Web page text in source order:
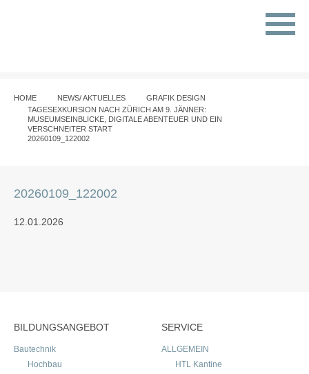
HOME NEWS/ AKTUELLES
GRAFIK DESIGN
TAGESEXKURSION NACH ZÜRICH AM 9. JÄNNER:
MUSEUMSEINBLICKE, DIGITALE ABENTEUER UND EIN
VERSCHNEITER START
20260109_122002
20260109_122002
12.01.2026
BILDUNGSANGEBOT
Bautechnik
Hochbau
SERVICE
ALLGEMEIN
HTL Kantine